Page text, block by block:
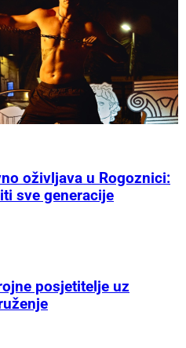
oživljava u Rogoznici:
sve generacije
posjetitelje uz